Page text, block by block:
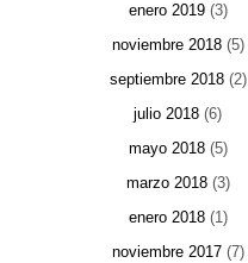
enero 2019(3)
noviembre 2018(5)
septiembre 2018(2)
julio 2018 (6)
mayo 2018(5)
marzo 2018(3)
enero 2018(1)
noviembre 2017(7)